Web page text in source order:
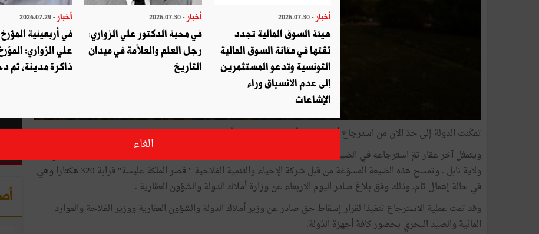
تمكّنت الدولة إلى حدّ الآن من استرجاع أكثر من 17 ألف هكتار من بين أملاكها التي تعرّضت للاعتداءات والتجاوزات.
ويتمثّل آخر عقار تمّ استرجاعه في الضيعة الدولية الفلاحية المسماة "النزاهة " الكائنة بمنطقة العريمة بمعتمدية تاكلسة من
ولاية نابل . وتمسح هذه الضيعة المسوّغة من قبل شركة الإحياء والتنمية الفلاحية " قصر الملكة عليسة" قرابة 320 هكتارا وهي
في حالة إهمال تام، وذلك وفق بلاغ صادر اليوم الاربعاء عن وزارة أملاك الدولة والشؤون العقارية .
وقد تمت عملية الاسترجاع تنفيذا لقرار إسقاط حق صادر عن وزير أملاك الدولة والشؤون العقارية ووزير الفلاحة والموارد
المائية والصيد البحري بحضور كافة أجهزة الدّولة.
أخبار - 2026.07.30
هيئة السوق المالية تجدد
ثقتها في متانة السوق المالية
التونسية وتدعو المستثمرين
إلى عدم الانسياق وراء
الإشاعات
أخبار - 2026.07.30
في محبة الدكتور علي الزواري:
رجل العلم والعلاّمة في ميدان
التاريخ
أخبار - 2026.07.29
في أربعينية
علي الزواري:
ذاكرة مدينة، ثم
الغاء